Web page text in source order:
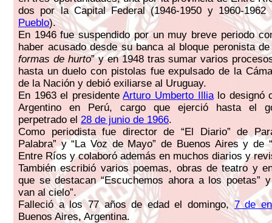
dos por la Capital Federal (1946-1950 y 1960-
Pueblo).
En 1946 fue suspendido por un muy breve periodo
haber acusado desde su banca al bloque peronista de
formas de hurto” y en 1948 tras sumar varios
hasta un duelo con pistolas fue expulsado de la
de la Nación y debió exiliarse al Uruguay.
En 1963 el presidenteArturo Umberto Illialo designó
Argentino en Perú, cargo que ejerció hasta el
perpetrado el 28 de junio de 1966.
Como periodista fue director de “El Diario” de
Palabra” y “La Voz de Mayo” de Buenos Aires y de
Entre Ríos y colaboró además en muchos diarios y
También escribió varios poemas, obras de teatro y
que se destacan “Escuchemos ahora a los poetas”
van al cielo”.
Falleció a los 77 años de edad el domingo,7 de
Buenos Aires, Argentina.